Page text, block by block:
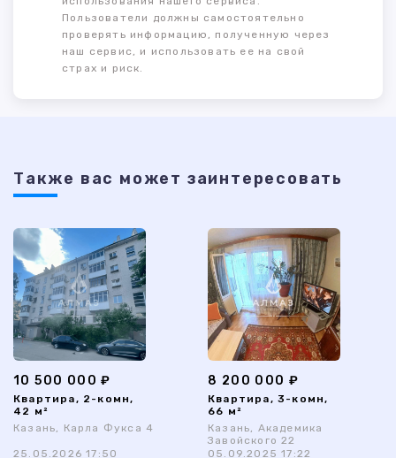
Пользователи должны самостоятельно
проверять информацию, полученную через
наш сервис, и использовать ее на свой
страх и риск.
Также ваc может заинтересовать
10 500 000 ₽
Квартира, 2-комн,
42 м²
Казань, Карла Фукса 4
25.05.2026 17:50
8 200 000 ₽
Квартира, 3-комн,
66 м²
Казань, Академика
Завойского 22
05.09.2025 17:22